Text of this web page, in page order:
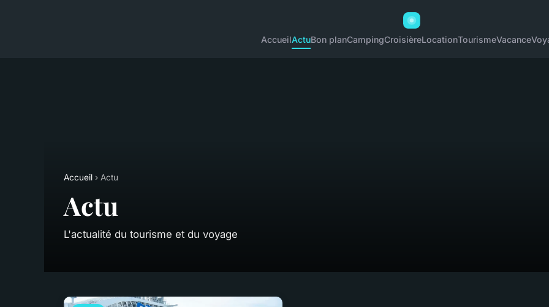
AccueilActuBon planCampingCroisièreLocationTourismeVacance
Accueil › Actu
Actu
L'actualité du tourisme et du voyage